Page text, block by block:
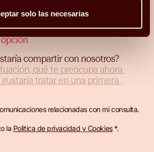
solo las necesarias
. Mi código postal es
y os he conocido
compartir con nosotros?
relacionadas con mi consulta.
la Política de privacidad y Cookies*.